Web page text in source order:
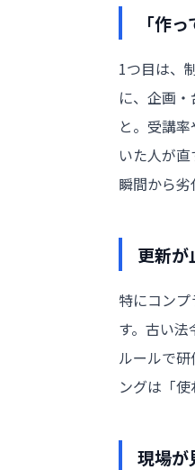
「作
1つ目は、
に、企画
と。受講
いた人が
瞬間から劣
更新が
特にコン
す。古い
ルールで
ングは「
現場が